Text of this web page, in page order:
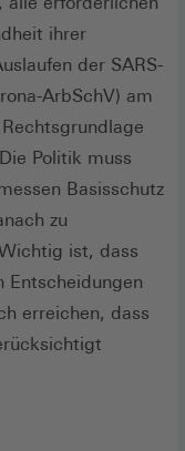
ihrer
der SARS-
ArbSchV) am
Politik muss
Basisschutz
zu
ist, dass
erreichen, dass